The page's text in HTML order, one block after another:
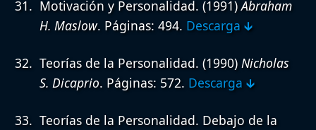
Motivación y Personalidad. (1991)Abraham
H. Maslow. Páginas: 494. Descarga 🡳
Teorías de la Personalidad. (1990) Nicholas
S. Dicaprio. Páginas: 572. Descarga 🡳
Teorías de la Personalidad. Debajo de la